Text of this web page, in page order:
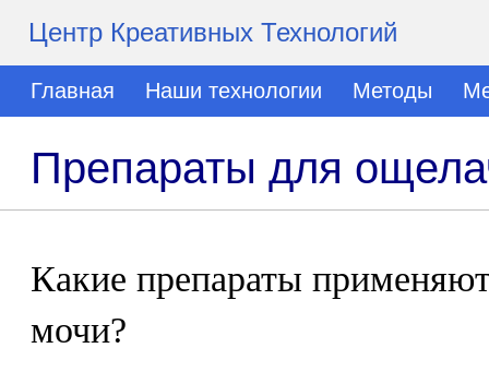
Центр Креативных Технологий
Главная Наши технологии Методы
Препараты для
Какие препараты
мочи?